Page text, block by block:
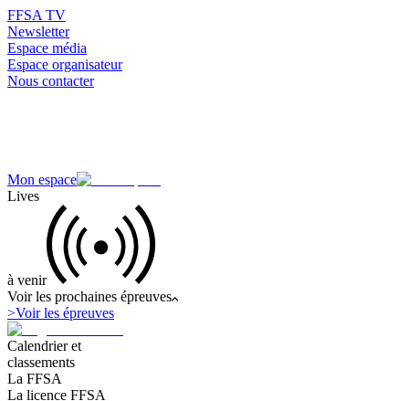
FFSA TV
Newsletter
Espace média
Espace organisateur
Nous contacter
Mon espace
Lives
à venir
Voir les prochaines épreuves
>Voir les épreuves
Calendrier et
classements
La FFSA
La licence FFSA